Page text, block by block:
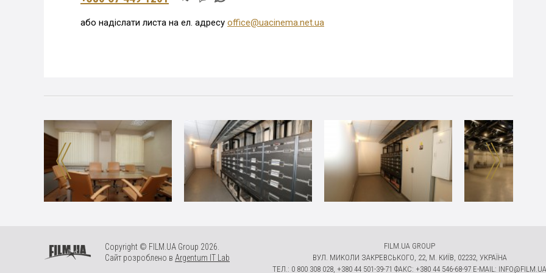
або надіслати листа на ел. адресу office@uacinema.net.ua
FILM.UA GROUP
ВУЛ. МИКОЛИ ЗАКРЕВСЬКОГО, 22, М. КИЇВ, 02232, УКРАЇНА
ТЕЛ.: 0 800 308 028, +380 44 501-39-71 ФАКС: +380 44 546-68-97 E-MAIL: INFO@FILM.UA
Copyright © FILM.UA Group 2026.
Сайт розроблено в Argentum IT Lab